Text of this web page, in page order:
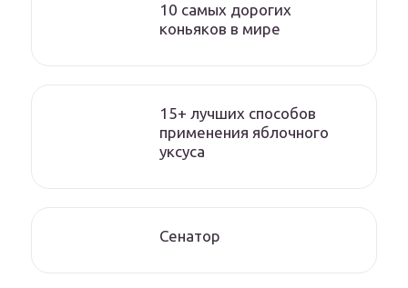
10 самых дорогих
коньяков в мире
15+ лучших способов
применения яблочного
уксуса
Сенатор